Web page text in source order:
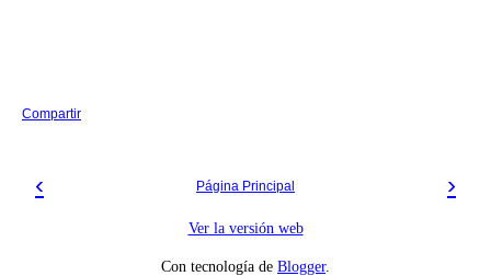
Compartir
‹ ›
Página Principal
Ver la versión web
Con tecnología de Blogger.